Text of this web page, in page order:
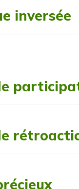
inversée